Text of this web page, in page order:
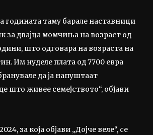
годината таму барале наставници
за двајца момчиња на возраст од
што одговара на возраста на
Им нуделе плата од 7700 евра
да ја напуштаат
што живее семејството“, објави
за која објави „Дојче веле“, се